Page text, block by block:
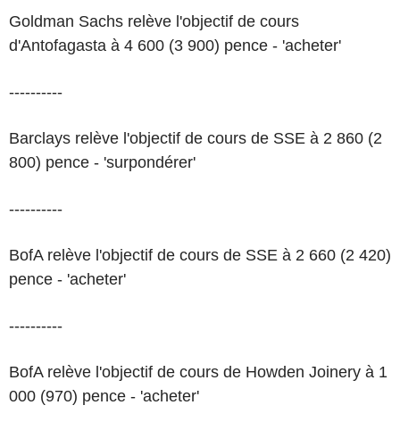
Goldman Sachs relève l'objectif de cours
d'Antofagasta à 4 600 (3 900) pence - 'acheter'
----------
Barclays relève l'objectif de cours de SSE à 2 860 (2
800) pence - 'surpondérer'
----------
BofA relève l'objectif de cours de SSE à 2 660 (2 420)
pence - 'acheter'
----------
BofA relève l'objectif de cours de Howden Joinery à 1
000 (970) pence - 'acheter'